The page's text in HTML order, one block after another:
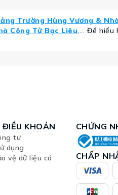
Trường Hùng Vương &
Công Tử Bạc Liêu,... Để hiểu
KHOẢN
tư
dụng
vệ dữ liệu cá
CHỨNG
CHẤP